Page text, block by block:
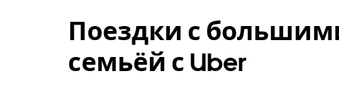
Поездки с
семьёй с Uber